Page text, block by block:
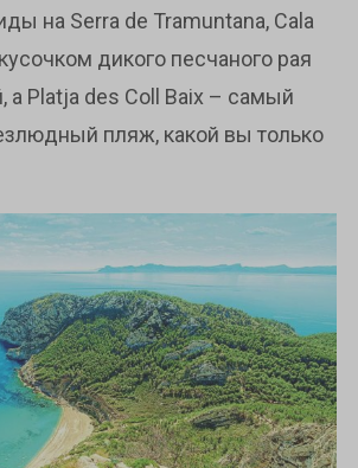
на Serra de Tramuntana, Cala
дикого песчаного рая
а Platja des Coll Baix – самый
пляж, какой вы только